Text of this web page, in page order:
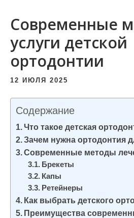
Современные
услуги детской
ортодонтии
12 ИЮЛЯ 2025
Содержание
Что такое детская
Зачем нужна ортодонтия
Современные методы
Брекеты
Капы
Ретейнеры
Как выбрать детского
Преимущества